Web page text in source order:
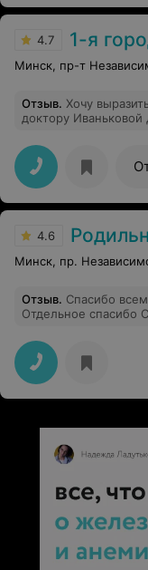
4.7 1-я
Минск, пр-т
Отзыв. Хочу
доктору
заботливое
за такое отношение
чуткость и
Хочется, чтобы все
Вы!
4.6
Минск, пр.
Отзыв. Спасибо
Отдельное спасибо
свет моему сыну
Спасибо Игорю
реанимации в тот
забота внимание,
операции
Еще раз всем